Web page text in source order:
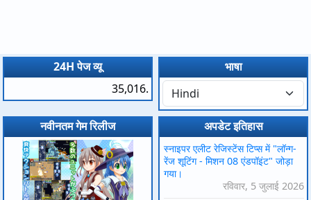
24H पेज व्यू
35,016.
भाषा
नवीनतम गेम रिलीज अपडेट इतिहास
स्नाइपर एलीट रेजिस्टेंस टिप्स में "लॉन्ग-
रेंज शूटिंग - मिशन 08 एंडपॉइंट" जोड़ा
गया।
रविवार, 5 जुलाई 2026